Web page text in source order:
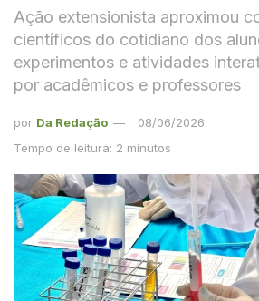
Ação extensionista aproximou
científicos do cotidiano dos
experimentos e atividades
por acadêmicos e professores
por Da Redação
08/06/2026
Tempo de leitura: 2 minutos